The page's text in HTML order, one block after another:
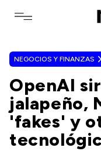
Toggle navigation
NEGOCIOS Y FINANZAS
OpenAI
jalapeño,
'fakes' y